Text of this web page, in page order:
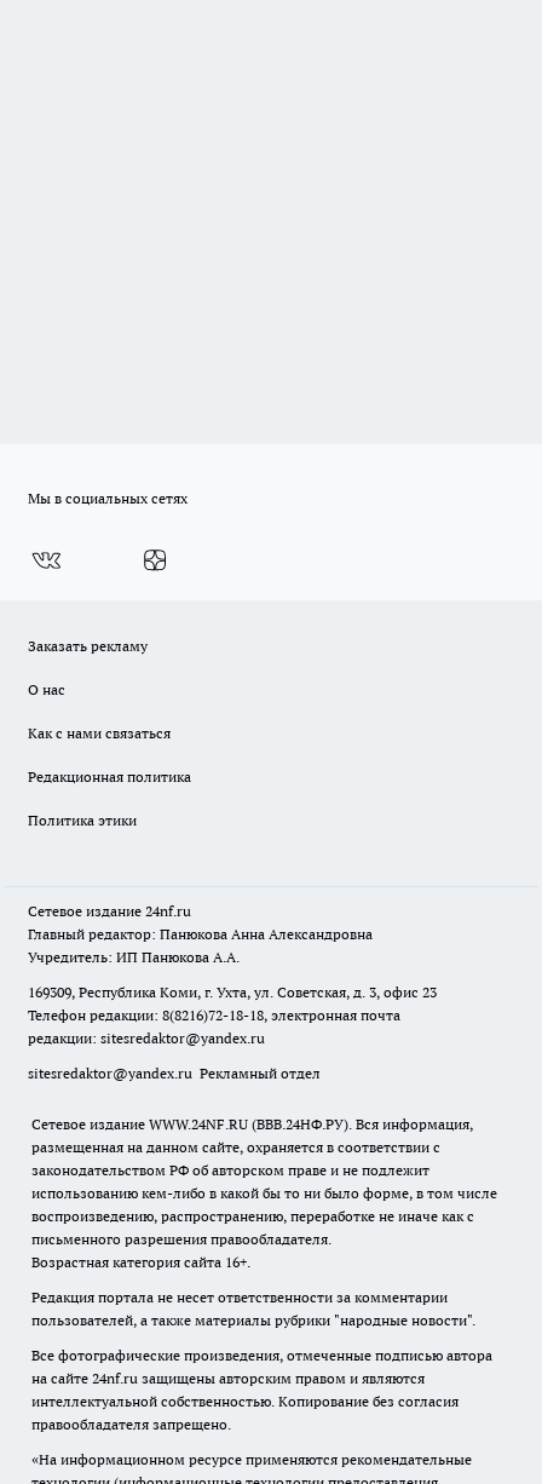
Мы в социальных сетях
Заказать рекламу
О нас
Как с нами связаться
Редакционная политика
Политика этики
Сетевое издание 24nf.ru
Главный редактор: Панюкова Анна Александровна
Учредитель: ИП Панюкова А.А.
169309, Республика Коми, г. Ухта, ул. Советская, д. 3, офис 23
Телефон редакции: 8(8216)72-18-18, электронная почта
редакции: sitesredaktor@yandex.ru
sitesredaktor@yandex.ru Рекламный отдел
Сетевое издание WWW.24NF.RU (ВВВ.24НФ.РУ). Вся информация,
размещенная на данном сайте, охраняется в соответствии с
законодательством РФ об авторском праве и не подлежит
использованию кем-либо в какой бы то ни было форме, в том числе
воспроизведению, распространению, переработке не иначе как с
письменного разрешения правообладателя.
Возрастная категория сайта 16+.
Редакция портала не несет ответственности за комментарии
пользователей, а также материалы рубрики "народные новости".
Все фотографические произведения, отмеченные подписью автора
на сайте 24nf.ru защищены авторским правом и являются
интеллектуальной собственностью. Копирование без согласия
правообладателя запрещено.
«На информационном ресурсе применяются рекомендательные